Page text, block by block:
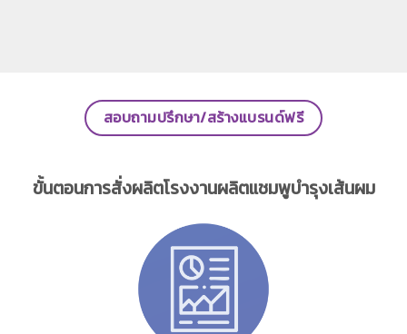
สอบถามปรึกษา/สร้างแบรนด์ฟรี
ขั้นตอนการสั่งผลิตโรงงานผลิตแชมพูบำรุงเส้นผม